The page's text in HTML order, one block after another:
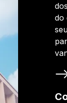
do